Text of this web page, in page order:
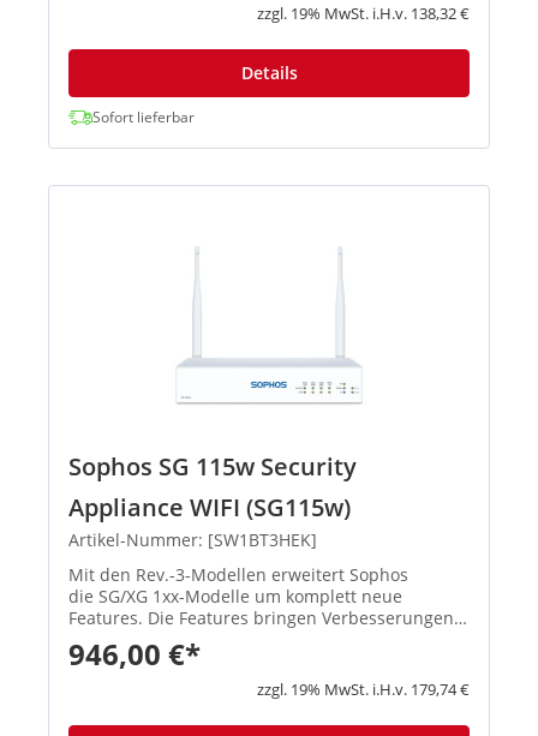
zzgl. 19% MwSt. i.H.v. 138,32 €
Details
Sofort lieferbar
Sophos SG 115w Security
Appliance WIFI (SG115w)
Artikel-Nummer: [SW1BT3HEK]
Mit den Rev.-3-Modellen erweitert Sophos
die SG/XG 1xx-Modelle um komplett neue
Features. Die Features bringen Verbesserungen
in den Schwerpunktbereichen Konnektivität,
Flexibilität, Zuverlässigkeit und Performa...
946,00 €*
zzgl. 19% MwSt. i.H.v. 179,74 €